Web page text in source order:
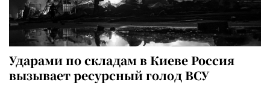
Ударами по складам в Киеве Россия
вызывает ресурсный голод ВСУ